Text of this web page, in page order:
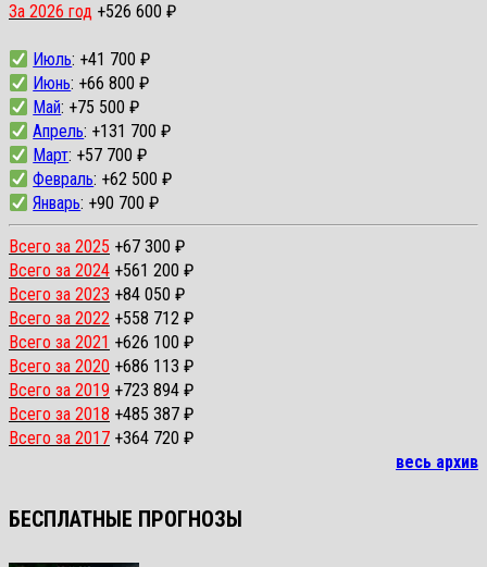
За 2026 год +526 600 ₽
Июль: +41 700 ₽
Июнь: +66 800 ₽
Май: +75 500 ₽
Апрель: +131 700 ₽
Март: +57 700 ₽
Февраль: +62 500 ₽
Январь: +90 700 ₽
Всего за 2025 +67 300 ₽
Всего за 2024 +561 200 ₽
Всего за 2023 +84 050 ₽
Всего за 2022 +558 712 ₽
Всего за 2021 +626 100 ₽
Всего за 2020 +686 113 ₽
Всего за 2019 +723 894 ₽
Всего за 2018 +485 387 ₽
Всего за 2017 +364 720 ₽
весь архив
БЕСПЛАТНЫЕ ПРОГНОЗЫ